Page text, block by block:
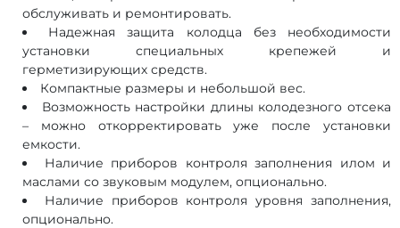
обслуживать и ремонтировать.
Надежная защита колодца без необходимости
установки специальных крепежей и
герметизирующих средств.
Компактные размеры и небольшой вес.
Возможность настройки длины колодезного отсека
– можно откорректировать уже после установки
емкости.
Наличие приборов контроля заполнения илом и
маслами со звуковым модулем, опционально.
Наличие приборов контроля уровня заполнения,
опционально.